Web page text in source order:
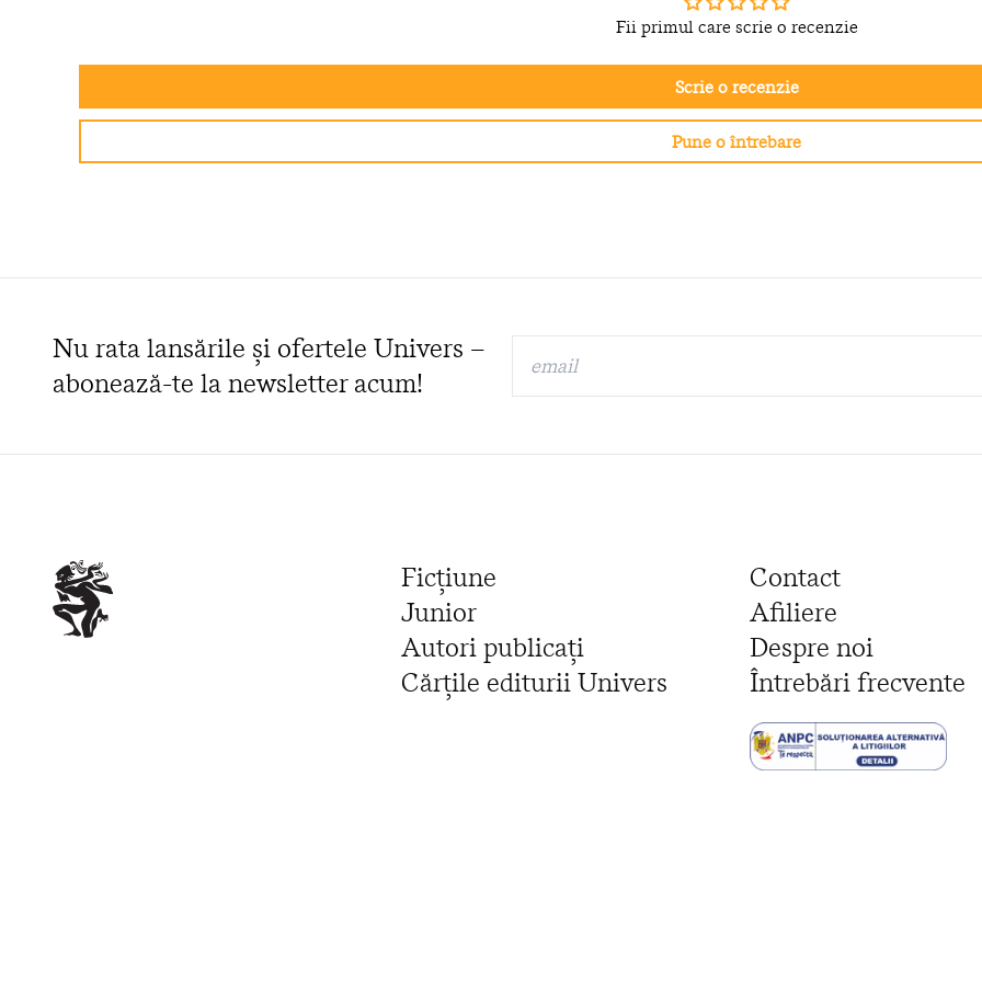
Fii primul care scrie o recenzie
Scrie o recenzie
Pune o întrebare
Nu rata lansările și ofertele Univers –
abonează-te la newsletter acum!
Ficțiune
Junior
Autori publicați
Cărțile editurii Univers
Contact
Afiliere
Despre noi
Întrebări frecvente